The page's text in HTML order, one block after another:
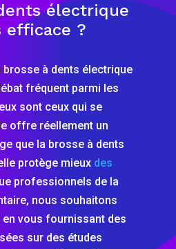
électrique
?
brosse à dents électrique
fréquent parmi les
sont ceux qui se
offre réellement un
que la brosse à dents
protège mieux des
professionnels de la
nous souhaitons
vous fournissant des
sur des études